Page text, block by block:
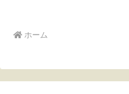
ホーム